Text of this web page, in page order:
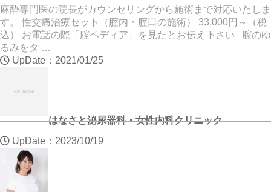
麻酔専門医の院長がカウンセリングから施術まで対応いたしま
す。 性交痛治療セット（腟内・腟口の施術） 33,000円～（税
込） お電話の際「腟ペディア」を見たとお伝え下さい 腟のゆ
るみをタ …
UpDate：2021/01/25
はなさと泌尿器科・女性内科クリニック
UpDate：2023/10/19